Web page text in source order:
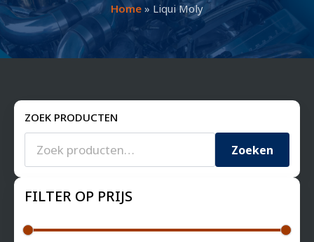
Home » Liqui Moly
ZOEK PRODUCTEN
Zoeken
naar: Zoeken
FILTER OP PRIJS